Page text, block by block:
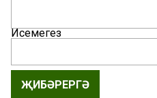
Исемегез
ҖИБӘРЕРГӘ